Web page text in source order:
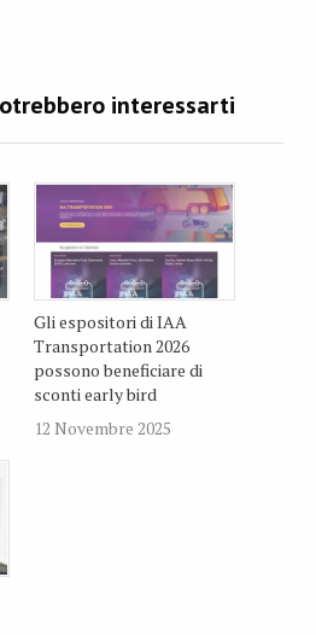
Gli espositori di IAA
Transportation 2026
possono beneficiare di
sconti early bird
12 Novembre 2025